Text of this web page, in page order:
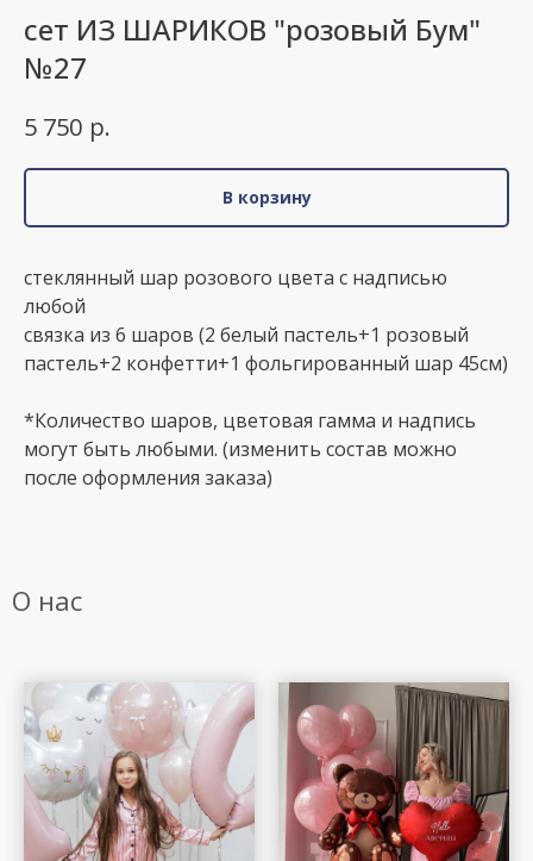
сет ИЗ ШАРИКОВ "розовый Бум"
№27
5 750 р.
В корзину
стеклянный шар розового цвета с надписью
любой
связка из 6 шаров (2 белый пастель+1 розовый
пастель+2 конфетти+1 фольгированный шар 45см)
*Количество шаров, цветовая гамма и надпись
могут быть любыми. (изменить состав можно
после оформления заказа)
О нас